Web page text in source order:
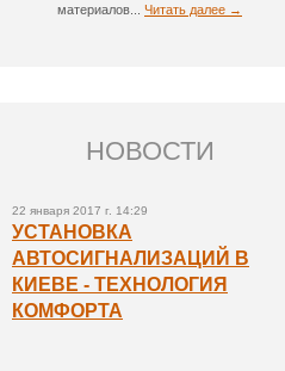
материалов... Читать далее →
НОВОСТИ
22 января 2017 г. 14:29
УСТАНОВКА
АВТОСИГНАЛИЗАЦИЙ В
КИЕВЕ - ТЕХНОЛОГИЯ
КОМФОРТА